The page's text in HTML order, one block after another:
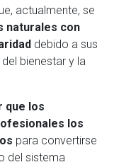
actualmente, se
naturales con
debido a sus
bienestar y la
que los
los
para convertirse
del sistema